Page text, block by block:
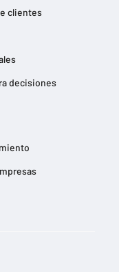
clientes
decisiones
de carbono